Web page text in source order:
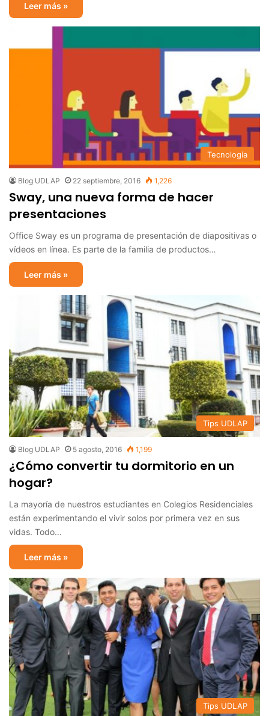
Leer más »
Tecnología
Blog UDLAP 22 septiembre, 2016 1,226
Sway, una nueva forma de hacer
presentaciones
Office Sway es un programa de presentación de diapositivas o
vídeos en línea. Es parte de la familia de productos…
Leer más »
Tips UDLAP
Blog UDLAP 5 agosto, 2016 1,199
¿Cómo convertir tu dormitorio en un
hogar?
La mayoría de nuestros estudiantes en Colegios Residenciales
están experimentando el vivir solos por primera vez en sus
vidas. Todo…
Leer más »
Tips UDLAP